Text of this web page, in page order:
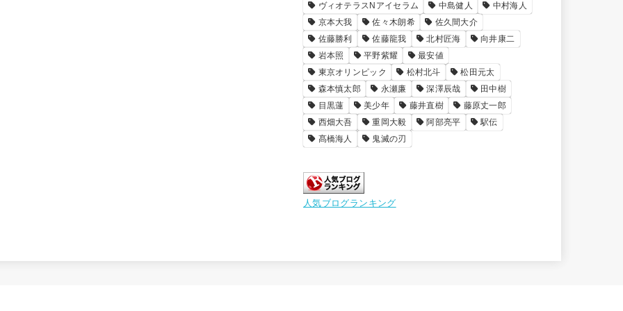
ヴィオテラスNアイセラム
中島健人
中村海人
京本大我
佐々木朗希
佐久間大介
佐藤勝利
佐藤龍我 北村匠海
向井康二
岩本照
平野紫耀
最安値
東京オリンピック
松村北斗
松田元太
森本慎太郎
永瀬廉 深澤辰哉
田中樹
目黒蓮
美少年 藤井直樹
藤原丈一郎
西畑大吾
重岡大毅 阿部亮平
駅伝
髙橋海人
鬼滅の刃
人気ブログランキング